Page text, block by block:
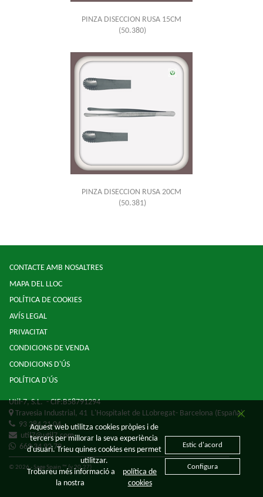
PINZA DISECCION RUSA 15CM
(50.380)
PINZA DISECCION RUSA 20CM
(50.381)
CONTACTE AMB NOSALTRES
MAPA DEL LLOC
POLÍTICA DE COOKIES
AVÍS LEGAL
PRIVACITAT
CONDICIONS DE VENDA
CONDICIONS D'ÚS
POLÍTICA D'ÚS
Util-7, S.L.- CIF:B58791294
Travesia Industrial, 41 L'Hospitalet de LLobregat- Barcelona (España)
93 284 21 04
util7@util7.com
669 34 92 79
© 2026 - Sage Spain ™ (v.20.27)
Aquest web utilitza cookies pròpies i de
tercers per millorar la seva experiència
d'usuari. Trieu quines cookies ens permet
utilitzar.
Trobareu més informació a
la nostra
política de
cookies
Estic d'acord
Configura